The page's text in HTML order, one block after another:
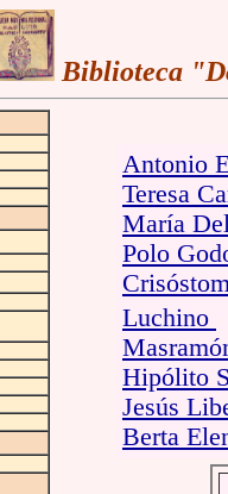
Biblioteca
Antonio
Teresa
María
Polo
Luchino
Hipólito
Jesús
Berta